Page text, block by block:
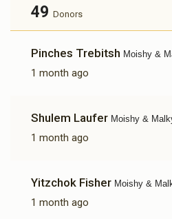
49 Donors
Pinches Trebitsh Moishy &
1 month ago
Shulem Laufer Moishy &
1 month ago
Yitzchok Fisher Moishy &
1 month ago